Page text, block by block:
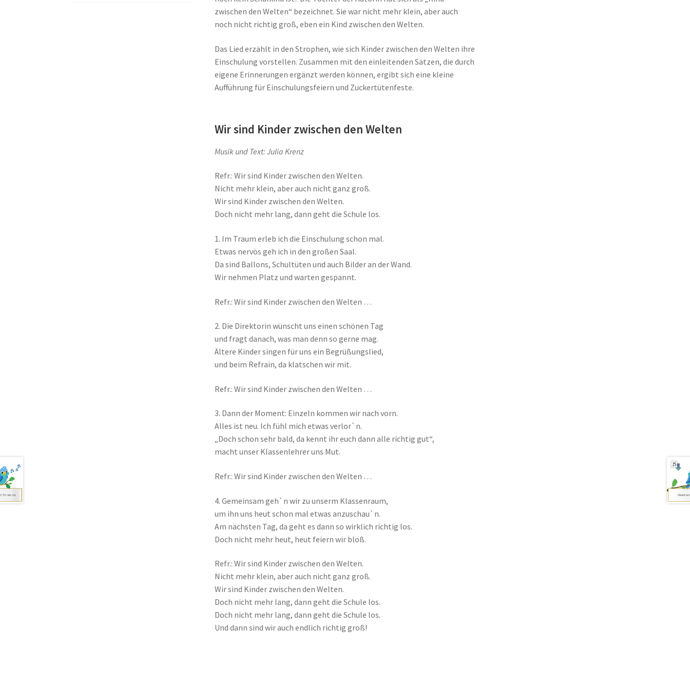
zwischen den Welten“ bezeichnet. Sie war nicht mehr klein, aber auch
noch nicht richtig groß, eben ein Kind zwischen den Welten.
Das Lied erzählt in den Strophen, wie sich Kinder zwischen den Welten ihre
Einschulung vorstellen. Zusammen mit den einleitenden Sätzen, die durch
eigene Erinnerungen ergänzt werden können, ergibt sich eine kleine
Aufführung für Einschulungsfeiern und Zuckertütenfeste.
Wir sind Kinder zwischen den Welten
Musik und Text: Julia Krenz
Refr.: Wir sind Kinder zwischen den Welten.
Nicht mehr klein, aber auch nicht ganz groß.
Wir sind Kinder zwischen den Welten.
Doch nicht mehr lang, dann geht die Schule los.
1. Im Traum erleb ich die Einschulung schon mal.
Etwas nervös geh ich in den großen Saal.
Da sind Ballons, Schultüten und auch Bilder an der Wand.
Wir nehmen Platz und warten gespannt.
Refr.: Wir sind Kinder zwischen den Welten …
2. Die Direktorin wünscht uns einen schönen Tag
und fragt danach, was man denn so gerne mag.
Ältere Kinder singen für uns ein Begrüßungslied,
und beim Refrain, da klatschen wir mit.
Refr.: Wir sind Kinder zwischen den Welten …
3. Dann der Moment: Einzeln kommen wir nach vorn.
Alles ist neu. Ich fühl mich etwas verlor`n.
„Doch schon sehr bald, da kennt ihr euch dann alle richtig gut“,
macht unser Klassenlehrer uns Mut.
Refr.: Wir sind Kinder zwischen den Welten …
4. Gemeinsam geh`n wir zu unserm Klassenraum,
um ihn uns heut schon mal etwas anzuschau`n.
Am nächsten Tag, da geht es dann so wirklich richtig los.
Doch nicht mehr heut, heut feiern wir bloß.
Refr.: Wir sind Kinder zwischen den Welten.
Nicht mehr klein, aber auch nicht ganz groß.
Wir sind Kinder zwischen den Welten.
Doch nicht mehr lang, dann geht die Schule los.
Doch nicht mehr lang, dann geht die Schule los.
Und dann sind wir auch endlich richtig groß!